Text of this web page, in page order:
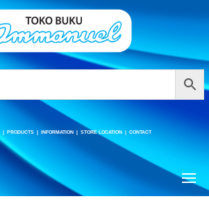
|STORE LOCATION
|PRODUCTS |INFORMATION |STORE LOCATION |CONTACT